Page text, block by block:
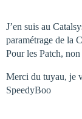
J’en suis au
paramétrage de la
Pour les Patch,
Merci du tuyau, je
SpeedyBoo